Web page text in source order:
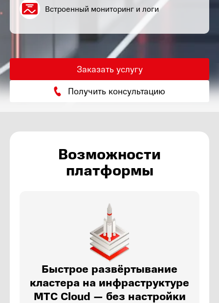
Заказать услугу
Получить консультацию
Встроенный мониторинг и логи
Возможности
платформы
Быстрое развёртывание
кластера на инфраструктуре
МТС Cloud — без настройки